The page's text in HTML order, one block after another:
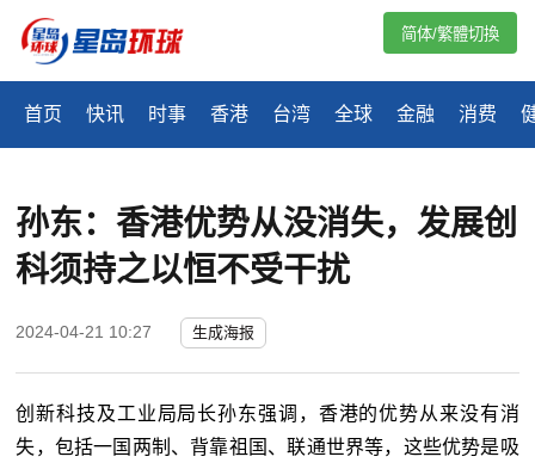
首页 快讯 时事 香港 台湾 全球 金融 消费
简体/繁體切換
孙东：香港优势从没消失，发展创
科须持之以恒不受干扰
2024-04-21 10:27 生成海报
创新科技及工业局局长孙东强调，香港的优势从来没有消
失，包括一国两制、背靠祖国、联通世界等，这些优势是吸